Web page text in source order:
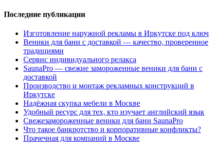
Последние публикации
Изготовление наружной рекламы в Иркутске под ключ
Веники для бани с доставкой — качество, проверенное
традициями
Сервис индивидуального релакса
SaunaPro — свежие замороженные веники для бани с
доставкой
Производство и монтаж рекламных конструкций в
Иркутске
Надёжная скупка мебели в Москве
Удобный ресурс для тех, кто изучает английский язык
Свежезамороженные веники для бани SaunaPro
Что такое банкротство и корпоративные конфликты?
Прачечная для компаний в Москве